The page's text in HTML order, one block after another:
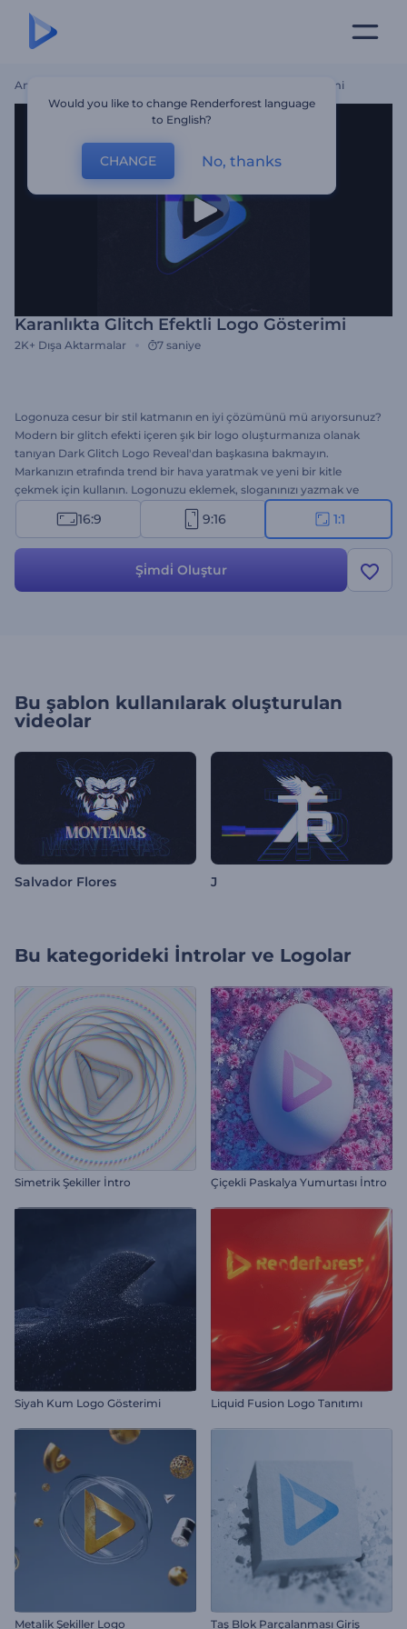
Ana Sayfa Karanlıkta Glitch Efektli Logo Gösterimi
Karanlıkta Glitch Efektli Logo Gösterimi
2K+ Dışa Aktarmalar 7 saniye
Logonuza cesur bir stil katmanın en iyi çözümünü mü arıyorsunuz?
Modern bir glitch efekti içeren şık bir logo oluşturmanıza olanak
tanıyan Dark Glitch Logo Reveal'dan başkasına bakmayın.
Markanızın etrafında trend bir hava yaratmak ve yeni bir kitle
çekmek için kullanın. Logonuzu eklemek, sloganınızı yazmak ve
çeşitli amaçlar için profesyonel bir
logo animasyonu
sadece bir dakikanızı alacak. Teknoloji şirketi tanıtımları, TV
mükemmel bir seçim. Hemen deneyin!
16:9 9:16 1:1
Şi̇mdi̇ Oluştur
Bu şablon kullanılarak oluşturulan
videolar
Salvador Flores J
Bu kategorideki İntrolar ve Logolar
Simetrik Şekiller İntro Çiçekli Paskalya Yumurtası İntro
Siyah Kum Logo Gösterimi Liquid Fusion Logo Tanıtımı
Metalik Şekiller Logo Taş Blok Parçalanması Giriş
Would you like to change Renderforest language
to English?
CHANGE No, thanks